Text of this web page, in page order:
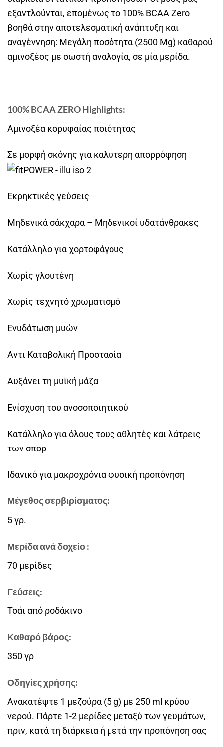
εξαντλούνται, επομένως το 100% BCAA Zero
βοηθά στην αποτελεσματική ανάπτυξη και
αναγέννηση: Μεγάλη ποσότητα (2500 Mg) καθαρού
αμινοξέος με σωστή αναλογία, σε μία μερίδα.
100% BCAA ZERO Highlights:
Αμινοξέα κορυφαίας ποιότητας
Σε μορφή σκόνης για καλύτερη απορρόφηση
Εκρηκτικές γεύσεις
Μηδενικά σάκχαρα – Μηδενικοί υδατάνθρακες
Κατάλληλο για χορτοφάγους
Χωρίς γλουτένη
Χωρίς τεχνητό χρωματισμό
Ενυδάτωση μυών
Αντι Καταβολική Προστασία
Αυξάνει τη μυϊκή μάζα
Ενίσχυση του ανοσοποιητικού
Κατάλληλο για όλους τους αθλητές και λάτρεις
των σπορ
Ιδανικό για μακροχρόνια φυσική προπόνηση
Μέγεθος σερβιρίσματος:
5 γρ.
Μερίδα ανά δοχείο :
70 μερίδες
Γεύσεις:
Τσάι από ροδάκινο
Καθαρό βάρος:
350 γρ
Οδηγίες χρήσης:
Ανακατέψτε 1 μεζούρα (5 g) με 250 ml κρύου
νερού. Πάρτε 1-2 μερίδες μεταξύ των γευμάτων,
πριν, κατά τη διάρκεια ή μετά την προπόνηση σας